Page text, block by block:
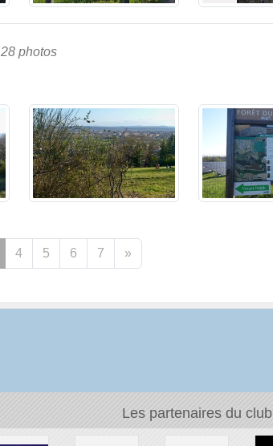
28 photos
4 5 6 7 »
Les partenaires du club